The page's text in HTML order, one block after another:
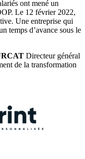
ont mené un
Le 12 février 2022,
Une entreprise qui
temps d’avance sous le
Directeur général
de la transformation